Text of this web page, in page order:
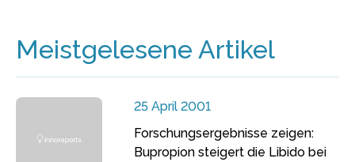
Meistgelesene Artikel
25 April 2001
Forschungsergebnisse zeigen:
Bupropion steigert die Libido bei